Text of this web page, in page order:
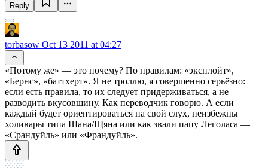
Reply
torbasow Oct 13 2011 at 04:27
«Потому же» — это почему? По правилам: «эксплойт»,
«Бернс», «баттхерт». Я не троллю, я совершенно серьёзно:
если есть правила, то их следует придерживаться, а не
разводить вкусовщину. Как переводчик говорю. А если
каждый будет ориентироваться на свой слух, неизбежны
холивары типа Шана/Щяна или как звали папу Леголаса —
«Срандуйль» или «Франдуйль».